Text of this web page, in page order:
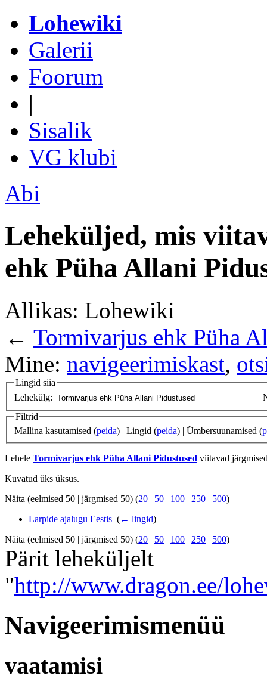
Lohewiki
Galerii
Foorum
|
Sisalik
VG klubi
Abi
Leheküljed, mis
ehk Püha Allani
Allikas: Lohewiki
← Tormivarjus ehk Püha
Mine: navigeerimiskast,
Lingid siia
Lehekülg:
Filtrid
Mallina kasutamised (peida) | Lingid (peida) | Ümbersuunamised (
Lehele Tormivarjus ehk Püha Allani Pidustused viitavad
Kuvatud üks üksus.
Näita (eelmised 50 | järgmised 50) (20 | 50 | 100 | 250 | 500)
Larpide ajalugu Eestis (← lingid)
Näita (eelmised 50 | järgmised 50) (20 | 50 | 100 | 250 | 500)
Pärit leheküljelt
"http://www.dragon.ee/
Navigeerimismenüü
vaatamisi